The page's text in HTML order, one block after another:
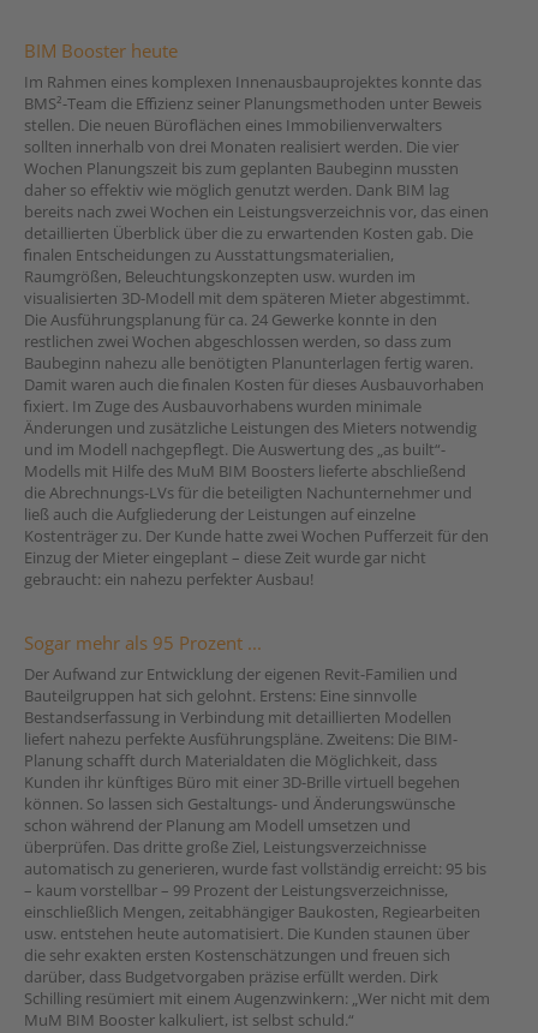
BIM Booster heute
Im Rahmen eines komplexen Innenausbauprojektes konnte das
BMS²-Team die Efﬁzienz seiner Planungsmethoden unter Beweis
stellen. Die neuen Büroﬂächen eines Immobilienverwalters
sollten innerhalb von drei Monaten realisiert werden. Die vier
Wochen Planungszeit bis zum geplanten Baubeginn mussten
daher so effektiv wie möglich genutzt werden. Dank BIM lag
bereits nach zwei Wochen ein Leistungsverzeichnis vor, das einen
detaillierten Überblick über die zu erwartenden Kosten gab. Die
ﬁnalen Entscheidungen zu Ausstattungsmaterialien,
Raumgrößen, Beleuchtungskonzepten usw. wurden im
visualisierten 3D-Modell mit dem späteren Mieter abgestimmt.
Die Ausführungsplanung für ca. 24 Gewerke konnte in den
restlichen zwei Wochen abgeschlossen werden, so dass zum
Baubeginn nahezu alle benötigten Planunterlagen fertig waren.
Damit waren auch die ﬁnalen Kosten für dieses Ausbauvorhaben
ﬁxiert. Im Zuge des Ausbauvorhabens wurden minimale
Änderungen und zusätzliche Leistungen des Mieters notwendig
und im Modell nachgepﬂegt. Die Auswertung des „as built“-
Modells mit Hilfe des MuM BIM Boosters lieferte abschließend
die Abrechnungs-LVs für die beteiligten Nachunternehmer und
ließ auch die Aufgliederung der Leistungen auf einzelne
Kostenträger zu. Der Kunde hatte zwei Wochen Pufferzeit für den
Einzug der Mieter eingeplant – diese Zeit wurde gar nicht
gebraucht: ein nahezu perfekter Ausbau!
Sogar mehr als 95 Prozent ...
Der Aufwand zur Entwicklung der eigenen Revit-Familien und
Bauteilgruppen hat sich gelohnt. Erstens: Eine sinnvolle
Bestandserfassung in Verbindung mit detaillierten Modellen
liefert nahezu perfekte Ausführungspläne. Zweitens: Die BIM-
Planung schafft durch Materialdaten die Möglichkeit, dass
Kunden ihr künftiges Büro mit einer 3D-Brille virtuell begehen
können. So lassen sich Gestaltungs- und Änderungswünsche
schon während der Planung am Modell umsetzen und
überprüfen. Das dritte große Ziel, Leistungsverzeichnisse
automatisch zu generieren, wurde fast vollständig erreicht: 95 bis
– kaum vorstellbar – 99 Prozent der Leistungsverzeichnisse,
einschließlich Mengen, zeitabhängiger Baukosten, Regiearbeiten
usw. entstehen heute automatisiert. Die Kunden staunen über
die sehr exakten ersten Kostenschätzungen und freuen sich
darüber, dass Budgetvorgaben präzise erfüllt werden. Dirk
Schilling resümiert mit einem Augenzwinkern: „Wer nicht mit dem
MuM BIM Booster kalkuliert, ist selbst schuld.“